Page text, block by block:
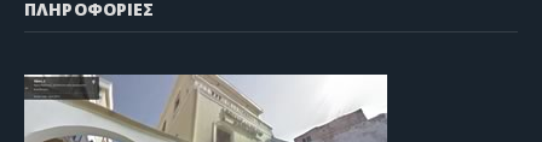
ΠΛΗΡΟΦΟΡΙΕΣ